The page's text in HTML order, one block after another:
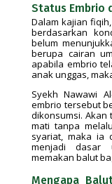
Status Embrio
Dalam kajian
berdasarkan
belum
berupa cairan
apabila embrio
anak unggas,
Syekh Nawawi
embrio tersebut
dikonsumsi.
mati tanpa
syariat, maka ia
menjadi dasar
memakan balut
Mengapa